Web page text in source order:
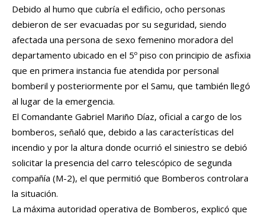
Debido al humo que cubría el edificio, ocho personas
debieron de ser evacuadas por su seguridad, siendo
afectada una persona de sexo femenino moradora del
departamento ubicado en el 5º piso con principio de asfixia
que en primera instancia fue atendida por personal
bomberil y posteriormente por el Samu, que también llegó
al lugar de la emergencia.
El Comandante Gabriel Mariño Díaz, oficial a cargo de los
bomberos, señaló que, debido a las características del
incendio y por la altura donde ocurrió el siniestro se debió
solicitar la presencia del carro telescópico de segunda
compañía (M-2), el que permitió que Bomberos controlara
la situación.
La máxima autoridad operativa de Bomberos, explicó que